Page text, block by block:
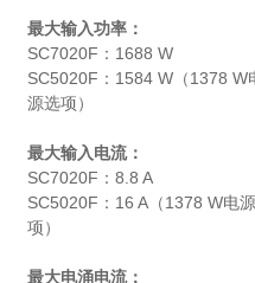
最大输入功率：
SC7020F：1688 W
SC5020F：1584 W（1378
源选项）
最大输入电流：
SC7020F：8.8 A
SC5020F：16 A（1378 W电
项）
最大电涌电流：